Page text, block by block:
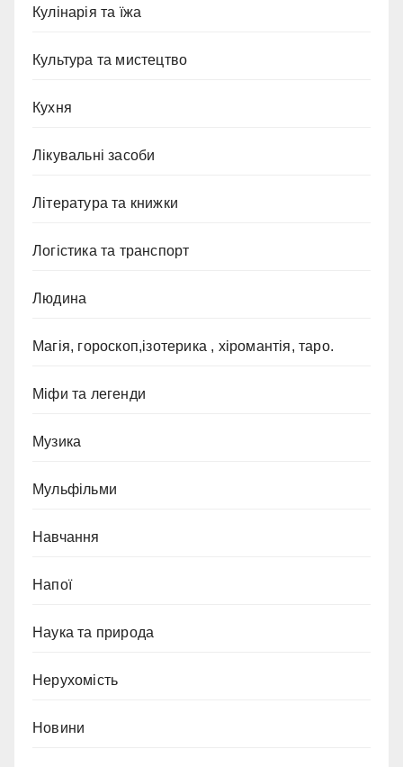
Кулінарія та їжа
Культура та мистецтво
Кухня
Лікувальні засоби
Література та книжки
Логістика та транспорт
Людина
Магія, гороскоп,ізотерика , хіромантія, таро.
Міфи та легенди
Музика
Мульфільми
Навчання
Напої
Наука та природа
Нерухомість
Новини